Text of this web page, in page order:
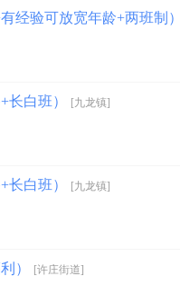
经验可放宽年龄+两班制）
长白班） [九龙镇]
长白班） [九龙镇]
） [许庄街道]